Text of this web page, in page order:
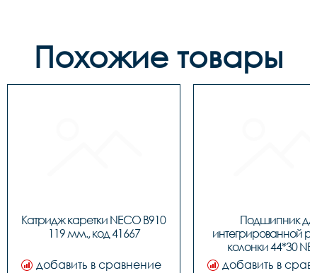
Похожие товары
Катридж каретки NECO B910
119 мм., код 41667
добавить в сравнение
Подшипник
интегрированной
колонки 44*30
BBFHST11, код
добавить в